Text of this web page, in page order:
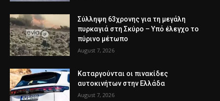
Σύλληψη 63χρονης για τη μεγάλη
πυρκαγιά στη Σκύρο – Υπό έλεγχο το
πύρινο μέτωπο
August 7, 2026
Καταργούνται οι πινακίδες
αυτοκινήτων στην Ελλάδα
August 7, 2026